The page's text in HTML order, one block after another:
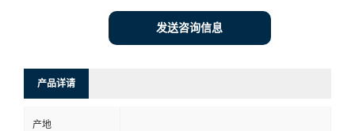
发送咨询信息
产品详请
产地